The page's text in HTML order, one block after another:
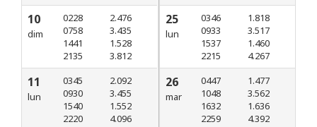
10
dim
0228
0758
1441
2135
2.476
3.435
1.528
3.812
11
lun
0345
0930
1540
2220
2.092
3.455
1.552
4.096
25
lun
0346
0933
1537
2215
1.818
3.517
1.460
4.267
26
mar
0447
1048
1632
2259
1.477
3.562
1.636
4.392